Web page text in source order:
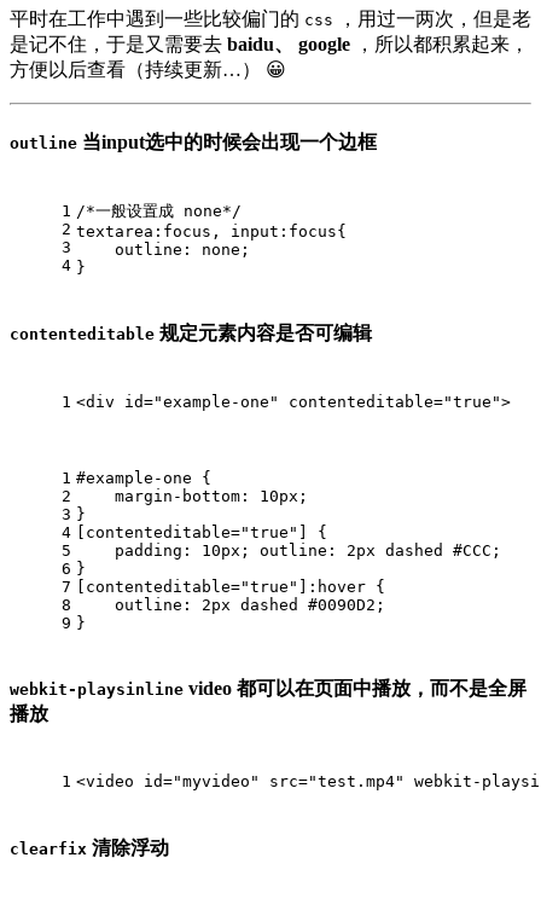
平时在工作中遇到一些比较偏门的 css
，用过一两次，但是老
是记不住，于是又需要去 baidu、 google ，所以都积累起来，
方便以后查看（持续更新…） 😀
outline 当input选中的时候会出现一个边框
1
2
3
4
/*一般设置成 none*/
textarea :focus , input :focus{
outline : none;
}
contenteditable 规定元素内容是否可编辑
1 <div id="example-one" contenteditable="true">
1
2
3
4
5
6
7
8
9
#example-one {
margin-bottom : 10px ;
}
[contenteditable="true"]
{
padding : 10px ; outline : 2px dashed #CCC ;
}
[contenteditable="true"]
:hover {
outline : 2px dashed #0090D2 ;
}
webkit-playsinline video 都可以在页面中播放，而不是全屏
播放
1 <video id="myvideo" src="test.mp4" webkit-
clearfix 清除浮动